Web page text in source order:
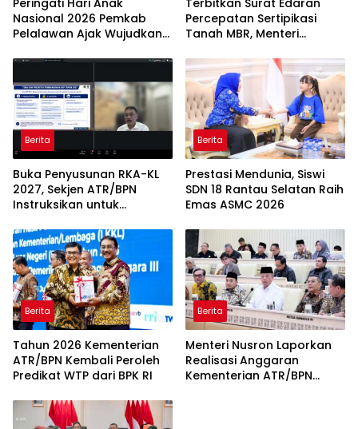
ATR/BPN Bersama JICA
Jadi Arsitek Perubahan
Berita
Peringati Hari Anak
Nasional 2026 Pemkab
Pelalawan Ajak Wujudkan
Linqkungan Aman dan
Ramah Anak
Berita
Terbitkan Surat Edaran
Percepatan Sertipikasi
Tanah MBR, Menteri
Nusron: Manfaat Program
Pemerintah Dapat
Berita
Buka Penyusunan RKA-KL
2027, Sekjen ATR/BPN
Instruksikan untuk
Utamakan Transformasi
Layanan Pertanahan dan
Berita
Prestasi Mendunia, Siswi
SDN 18 Rantau Selatan Raih
Emas ASMC 2026